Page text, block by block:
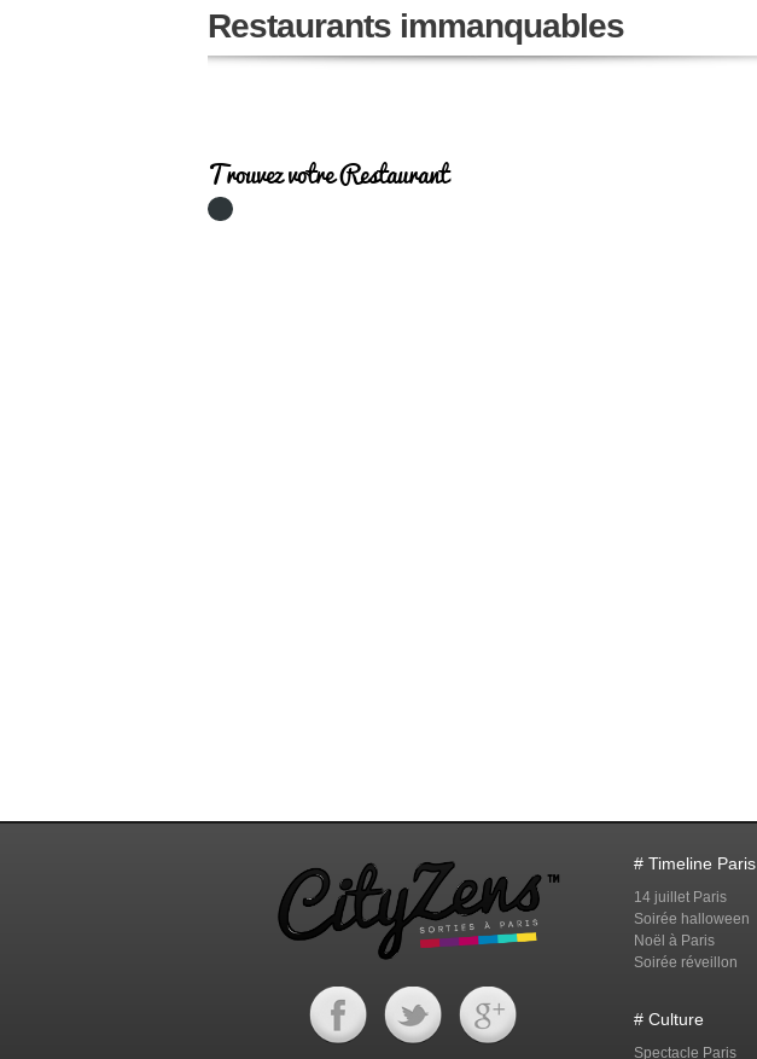
Restaurants immanquables
Trouvez votre Restaurant
# Timeline Paris
14 juillet Paris
Soirée halloween
Noël à Paris
Soirée réveillon
# Culture
Spectacle Paris